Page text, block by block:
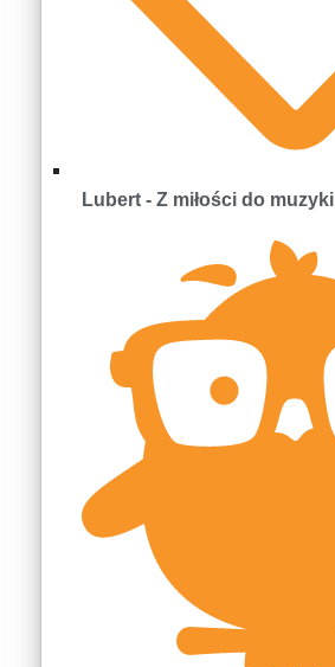
Lubert - Z miłości do muzyki